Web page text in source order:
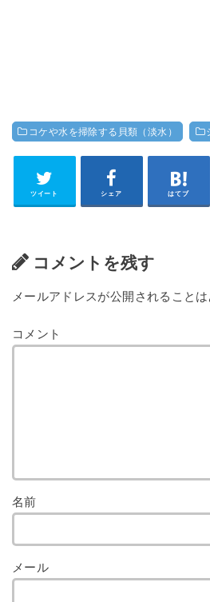
コケや水を掃除する貝類（淡水）
ツイート シェア はてブ
コメントを残す
メールアドレスが公開されることは
コメント
名前
メール